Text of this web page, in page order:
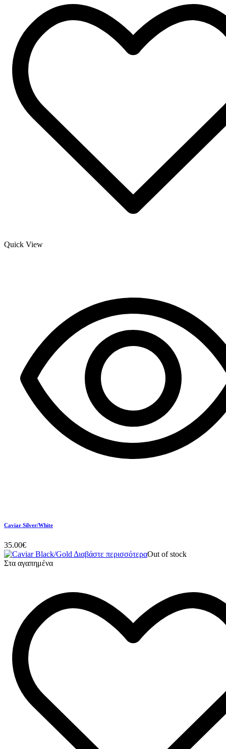
Quick View
Caviar Silver/White
35.00€
Διαβάστε περισσότεραOut of stock
Στα αγαπημένα